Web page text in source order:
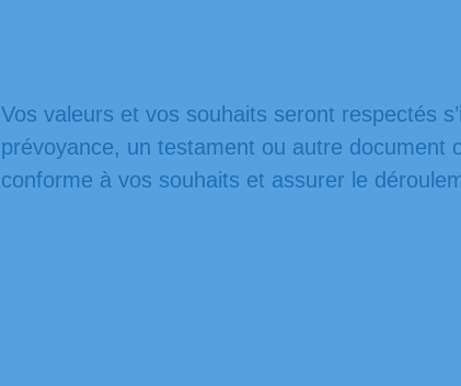
Vos valeurs et vos souhaits seront respectés
prévoyance, un testament ou autre document
conforme à vos souhaits et assurer le